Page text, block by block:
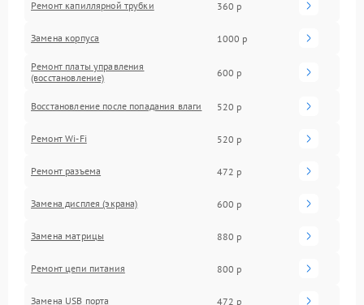
Ремонт капиллярной трубки 360 р
Замена корпуса 1000 р
Ремонт платы управления
(восстановление)
600 р
Восстановление после попадания влаги 520 р
Ремонт Wi-Fi 520 р
Ремонт разъема 472 р
Замена дисплея (экрана) 600 р
Замена матрицы 880 р
Ремонт цепи питания 800 р
Замена USB порта 472 р